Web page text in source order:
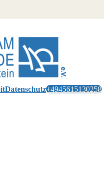
Datenschutz+4945615130258